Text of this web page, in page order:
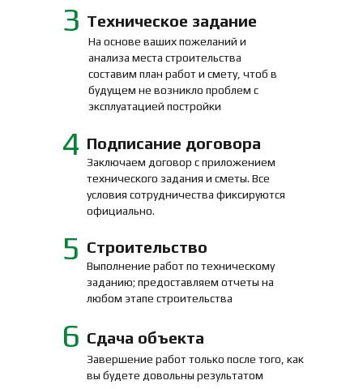
Техническое задание
На основе ваших пожеланий и
анализа места строительства
составим план работ и смету, чтоб в
будущем не возникло проблем с
эксплуатацией постройки
3
Подписание договора
Заключаем договор с приложением
технического задания и сметы. Все
условия сотрудничества фиксируются
официально.
4
Сдача объекта
Завершение работ только после того, как
вы будете довольны результатом
6
Строительство
Выполнение работ по техническому
заданию; предоставляем отчеты на
любом этапе строительства
5